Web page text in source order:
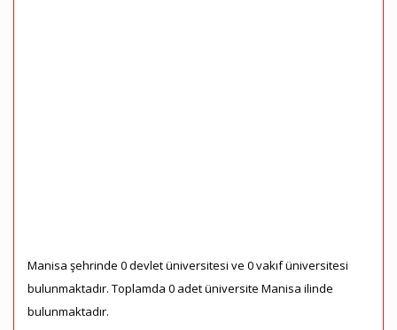
Manisa şehrinde 0 devlet üniversitesi ve 0 vakıf üniversitesi
bulunmaktadır. Toplamda 0 adet üniversite Manisa ilinde
bulunmaktadır.